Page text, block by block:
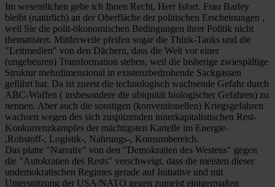
Im wesentlichen gebe ich Ihnen Recht, Herr Isfort. Frau Barley
bleibt (natürlich) an der Oberfläche der politischen Erscheinungen ,
weil Sie die polit-ökonomischen Bedingungen ihrer Politik nicht
thematisiert. Mittlerweile pfeifen sogar die Think-Tanks und die
"Leitmedien" von den Dächern, dass die Welt vor einer
(ungeheuren) Transformation stehen, weil die bisherige zwiespältige
Struktur mehrdimensional in existenzbedrohende Sackgassen
geführt hat. Da ist zuerst die technologisch wachsende Gefahr durch
ABC-Waffen ( insbesondere die ubiquität biologischer Gefahren) zu
nennen. Aber auch die sonstigen (konventionellen) Kriegsgefahren
wachsen wegen des sich zuspitzenden innerkapitalistischen Rest-
Konkurrenzkampfes der mächtigsten Kartelle im Energie-
,Rohstoff-, Logistik-, Nahrungs-, Konsumbereich.
Das platte "Narrativ" von den "Demokratien des Westens" gegen
die "Autokratien des Rests" verschweigt, dass die meisten dieser
undemokratischen Regimes gerade auf Initiative und mit
Unterstützung der USA/NATO gegen zumeist einigermaßen